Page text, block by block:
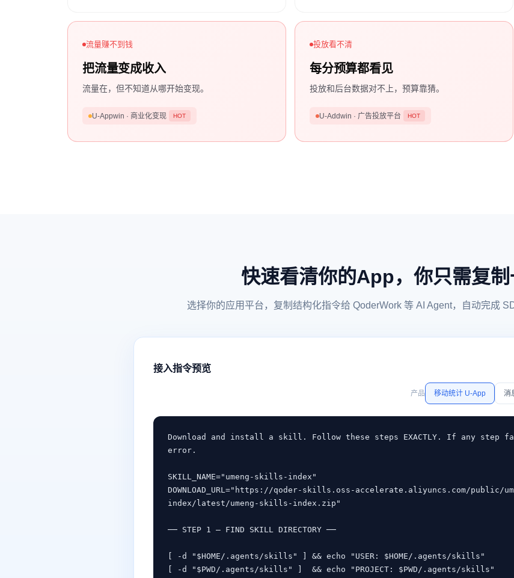
流量赚不到钱
把流量变成收入
流量在，但不知道从哪开始变现。
U-Appwin · 商业化变现 HOT
投放看不清
每分预算都看见
投放和后台数据对不上，预算靠猜。
U-Addwin · 广告投放平台 HOT
快速看清你的App，你只需复
选择你的应用平台，复制结构化指令给 QoderWork 等 AI Agent，自动完成
接入指令预览
产品 移动统计 U-App 消
Download and install a skill. Follow these steps EXACTLY. If any step
error.
SKILL_NAME="umeng-skills-index"
DOWNLOAD_URL="https://qoder-skills.oss-accelerate.aliyuncs.com/public/
index/latest/umeng-skills-index.zip"
── STEP 1 — FIND SKILL DIRECTORY ──
[ -d "$HOME/.agents/skills" ] && echo "USER: $HOME/.agents/skills"
[ -d "$PWD/.agents/skills" ]  && echo "PROJECT: $PWD/.agents/skills"